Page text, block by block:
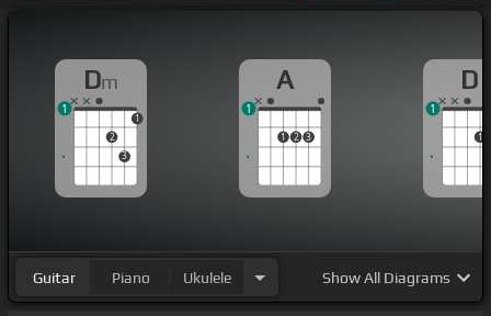
Dm
2
3
1
1
A
1 2 3
1
D
1
1
Guitar Piano Ukulele ShowAll Diagrams